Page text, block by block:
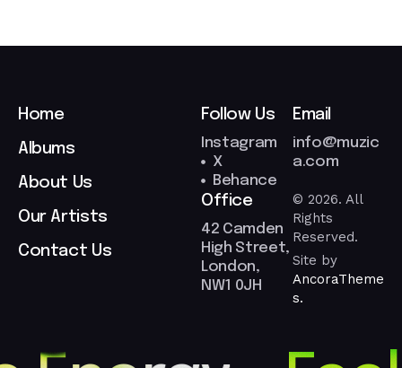
Home
Albums
About Us
Our Artists
Contact Us
Follow Us
Instagram
X
Behance
Email
info@muzic
a.com
Office
42 Camden
High Street,
London,
NW1 0JH
© 2026. All
Rights
Reserved.
Site by
AncoraTheme
s.